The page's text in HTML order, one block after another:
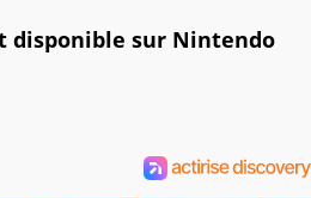
disponible sur Nintendo